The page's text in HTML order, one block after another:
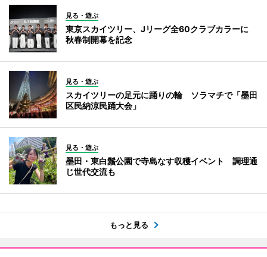
見る・遊ぶ
東京スカイツリー、Jリーグ全60クラブカラーに
秋春制開幕を記念
見る・遊ぶ
スカイツリーの足元に踊りの輪 ソラマチで「墨田
区民納涼民踊大会」
見る・遊ぶ
墨田・東白鬚公園で寺島なす収穫イベント 調理通
じ世代交流も
もっと見る